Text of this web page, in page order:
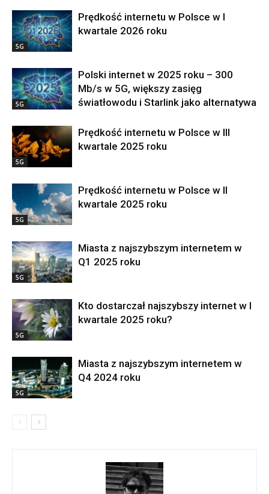
5G
Prędkość internetu w Polsce w I
kwartale 2026 roku
5G
Polski internet w 2025 roku – 300
Mb/s w 5G, większy zasięg
światłowodu i Starlink jako alternatywa
5G
Prędkość internetu w Polsce w III
kwartale 2025 roku
5G
Prędkość internetu w Polsce w II
kwartale 2025 roku
5G
Miasta z najszybszym internetem w
Q1 2025 roku
5G
Kto dostarczał najszybszy internet w I
kwartale 2025 roku?
5G
Miasta z najszybszym internetem w
Q4 2024 roku